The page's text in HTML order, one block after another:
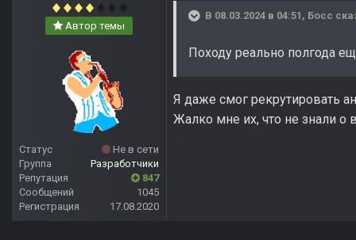
Автор темы
Статус
Не в сети
Группа
Разработчики
Репутация
847
Сообщений
1045
Регистрация
17.08.2020
В 08.03.2024 в 04:51, Босс
Походу реально полгода
Я даже смог рекрутировать
Жалко мне их, что не знали о